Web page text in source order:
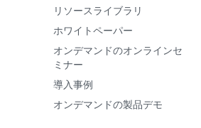
リソースライブラリ
ホワイトペーパー
オンデマンドのオンラインセ
ミナー
導入事例
オンデマンドの製品デモ